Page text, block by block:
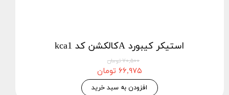
استيكر كيبورد Aکالکشن کد kca1
۷۰,۵۰۰ تومان
۶۶,۹۷۵ تومان
افزودن به سبد خرید